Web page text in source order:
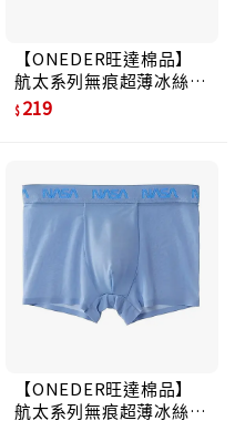
【ONEDER旺達棉品】
航太系列無痕超薄冰絲貼
身褲/ 冰透黑/ M
219
【ONEDER旺達棉品】
航太系列無痕超薄冰絲貼